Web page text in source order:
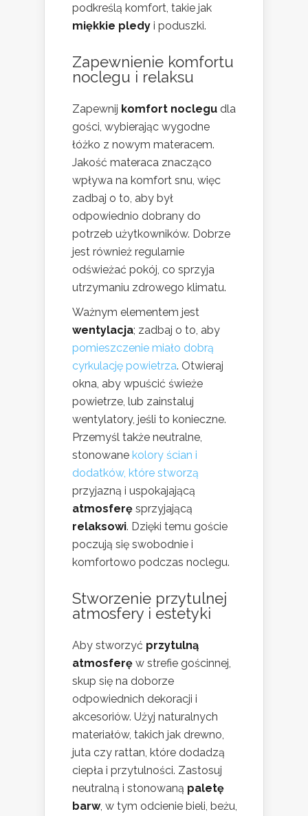
podkreślą komfort, takie jak
miękkie pledy i poduszki.
Zapewnienie komfortu
noclegu i relaksu
Zapewnij komfort noclegu dla
gości, wybierając wygodne
łóżko z nowym materacem.
Jakość materaca znacząco
wpływa na komfort snu, więc
zadbaj o to, aby był
odpowiednio dobrany do
potrzeb użytkowników. Dobrze
jest również regularnie
odświeżać pokój, co sprzyja
utrzymaniu zdrowego klimatu.
Ważnym elementem jest
wentylacja; zadbaj o to, aby
pomieszczenie miało dobrą
cyrkulację powietrza. Otwieraj
okna, aby wpuścić świeże
powietrze, lub zainstaluj
wentylatory, jeśli to konieczne.
Przemyśl także neutralne,
stonowane kolory ścian i
dodatków, które stworzą
przyjazną i uspokajającą
atmosferę sprzyjającą
relaksowi. Dzięki temu goście
poczują się swobodnie i
komfortowo podczas noclegu.
Stworzenie przytulnej
atmosfery i estetyki
Aby stworzyć przytulną
atmosferę w strefie gościnnej,
skup się na doborze
odpowiednich dekoracji i
akcesoriów. Użyj naturalnych
materiałów, takich jak drewno,
juta czy rattan, które dodadzą
ciepła i przytulności. Zastosuj
neutralną i stonowaną paletę
barw, w tym odcienie bieli, beżu,